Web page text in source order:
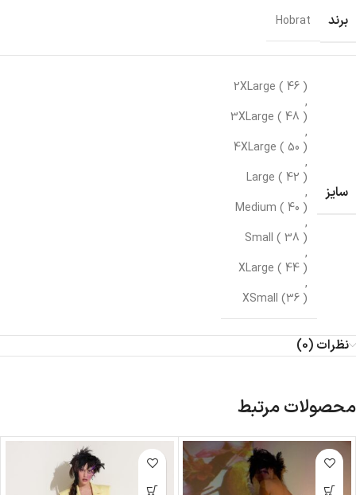
برند
Hobrat
سایز
2XLarge ( 46 )
,
3XLarge ( 48 )
,
4XLarge ( 50 )
,
Large ( 42 )
,
Medium ( 40 )
,
Small ( 38 )
,
XLarge ( 44 )
,
XSmall (36 )
نظرات (0)
محصولات مرتبط